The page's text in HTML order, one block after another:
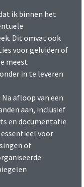
ik binnen het
Dit omvat ook
voor geluiden of
meest
in te leveren
Na afloop van een
aan, inclusief
en documentatie
voor
of